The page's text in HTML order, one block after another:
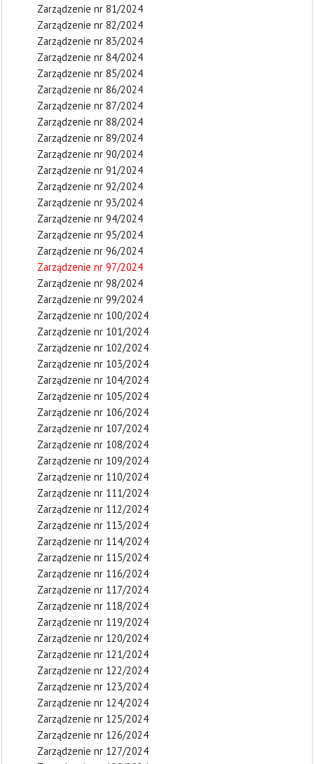
Zarządzenie nr 81/2024
Zarządzenie nr 82/2024
Zarządzenie nr 83/2024
Zarządzenie nr 84/2024
Zarządzenie nr 85/2024
Zarządzenie nr 86/2024
Zarządzenie nr 87/2024
Zarządzenie nr 88/2024
Zarządzenie nr 89/2024
Zarządzenie nr 90/2024
Zarządzenie nr 91/2024
Zarządzenie nr 92/2024
Zarządzenie nr 93/2024
Zarządzenie nr 94/2024
Zarządzenie nr 95/2024
Zarządzenie nr 96/2024
Zarządzenie nr 97/2024
Zarządzenie nr 98/2024
Zarządzenie nr 99/2024
Zarządzenie nr 100/2024
Zarządzenie nr 101/2024
Zarządzenie nr 102/2024
Zarządzenie nr 103/2024
Zarządzenie nr 104/2024
Zarządzenie nr 105/2024
Zarządzenie nr 106/2024
Zarządzenie nr 107/2024
Zarządzenie nr 108/2024
Zarządzenie nr 109/2024
Zarządzenie nr 110/2024
Zarządzenie nr 111/2024
Zarządzenie nr 112/2024
Zarządzenie nr 113/2024
Zarządzenie nr 114/2024
Zarządzenie nr 115/2024
Zarządzenie nr 116/2024
Zarządzenie nr 117/2024
Zarządzenie nr 118/2024
Zarządzenie nr 119/2024
Zarządzenie nr 120/2024
Zarządzenie nr 121/2024
Zarządzenie nr 122/2024
Zarządzenie nr 123/2024
Zarządzenie nr 124/2024
Zarządzenie nr 125/2024
Zarządzenie nr 126/2024
Zarządzenie nr 127/2024